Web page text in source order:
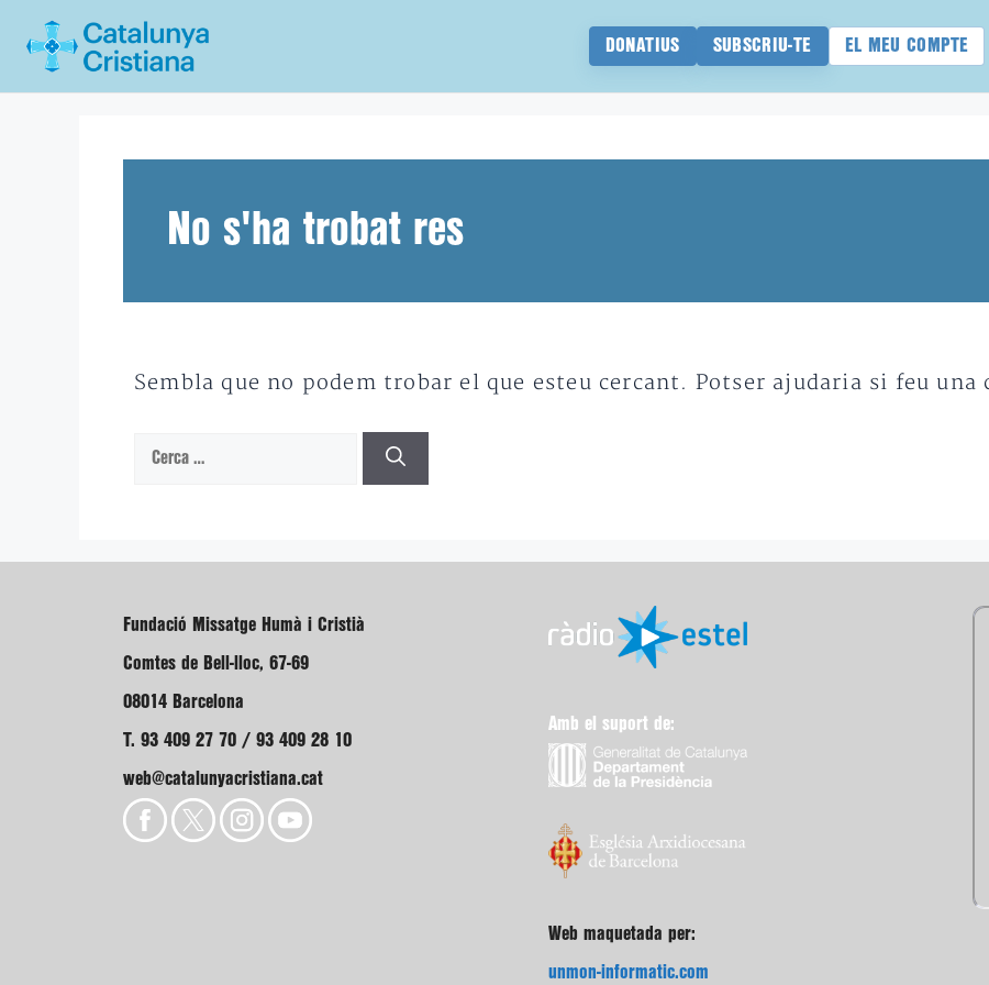
DONATIUS SUBSCRIU-TE EL MEU COMPTE
No s'ha trobat res
Sembla que no podem trobar el que esteu cercant. Potser ajudaria si feu una
Cerca:
Fundació Missatge Humà i Cristià
Comtes de Bell-lloc, 67-69
08014 Barcelona
T. 93 409 27 70 / 93 409 28 10
web@catalunyacristiana.cat
Amb el suport de:
Web maquetada per:
unmon-informatic.com